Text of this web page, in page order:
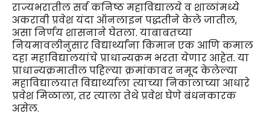
राज्यभरातील सर्व कनिष्ठ महाविद्यालये व शाळांमध्ये
अकरावी प्रवेश यंदा ऑनलाइन पद्धतीने केले जातील,
असा निर्णय शासनाने घेतला. याबाबतच्या
नियमावलीनुसार विद्यार्थ्यांना किमान एक आणि कमाल
दहा महाविद्यालयांचे प्राधान्यक्रम भरता येणार आहेत. या
प्राधान्यक्रमातील पहिल्या क्रमांकावर नमूद केलेल्या
महाविद्यालयात विद्यार्थ्याला त्याच्या निकालाच्या आधारे
प्रवेश मिळाला, तर त्याला तेथे प्रवेश घेणे बंधनकारक
असेल.